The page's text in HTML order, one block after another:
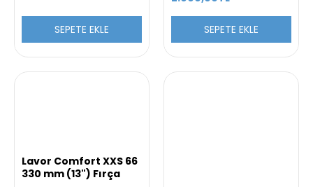
SEPETE EKLE SEPETE EKLE
Lavor Comfort XXS 66
330 mm (13") Fırça